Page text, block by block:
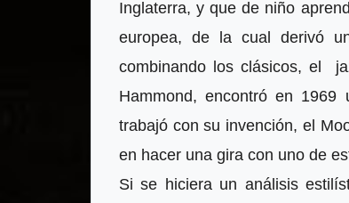
Inglaterra, y que de niño
europea, de la cual derivó
combinando los clásicos, el
Hammond, encontró en
trabajó con su invención, el
en hacer una gira con uno de
Si se hiciera un análisis